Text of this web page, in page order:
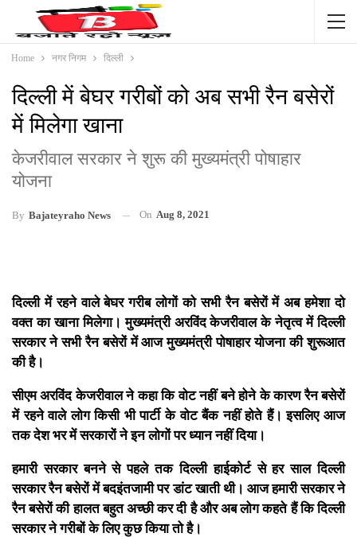
Home नगर निगम दिल्ली
दिल्ली में बेघर गरीबों को अब सभी रैन बसेरों
में मिलेगा खाना
केजरीवाल सरकार ने शुरू की मुख्यमंत्री पोषाहार
योजना
By Bajateyraho News On Aug 8, 2021
दिल्ली में रहने वाले बेघर गरीब लोगों को सभी रैन बसेरों में अब हमेशा दो
वक्त का खाना मिलेगा। मुख्यमंत्री अरविंद केजरीवाल के नेतृत्व में दिल्ली
सरकार ने सभी रैन बसेरों में आज मुख्यमंत्री पोषाहार योजना की शुरूआत
की है।
सीएम अरविंद केजरीवाल ने कहा कि वोट नहीं बने होने के कारण रैन बसेरों
में रहने वाले लोग किसी भी पार्टी के वोट बैंक नहीं होते हैं। इसलिए आज
तक देश भर में सरकारों ने इन लोगों पर ध्यान नहीं दिया।
हमारी सरकार बनने से पहले तक दिल्ली हाईकोर्ट से हर साल दिल्ली
सरकार रैन बसेरों में बदइंतजामी पर डांट खाती थी। आज हमारी सरकार ने
रैन बसेरों की हालत बहुत अच्छी कर दी है और अब लोग कहते हैं कि दिल्ली
सरकार ने गरीबों के लिए कुछ किया तो है।